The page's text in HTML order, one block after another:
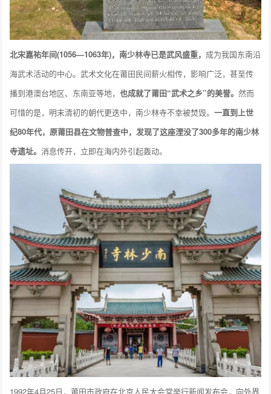
北宋嘉祐年间(1056—1063年)，南少林寺已是武风盛重， 成为我国东南沿
海武术活动的中心。武术文化在莆田民间薪火相传，影响广泛，甚至传
播到港澳台地区、东南亚等地，也成就了莆田“武术之乡”的美誉。然而
可惜的是，明末清初的朝代更迭中，南少林寺不幸被焚毁。一直到上世
纪80年代，原莆田县在文物普查中，发现了这座湮没了300多年的南少林
寺遗址。消息传开，立即在海内外引起轰动。
1992年4月25日，莆田市政府在北京人民大会堂举行新闻发布会，向外界